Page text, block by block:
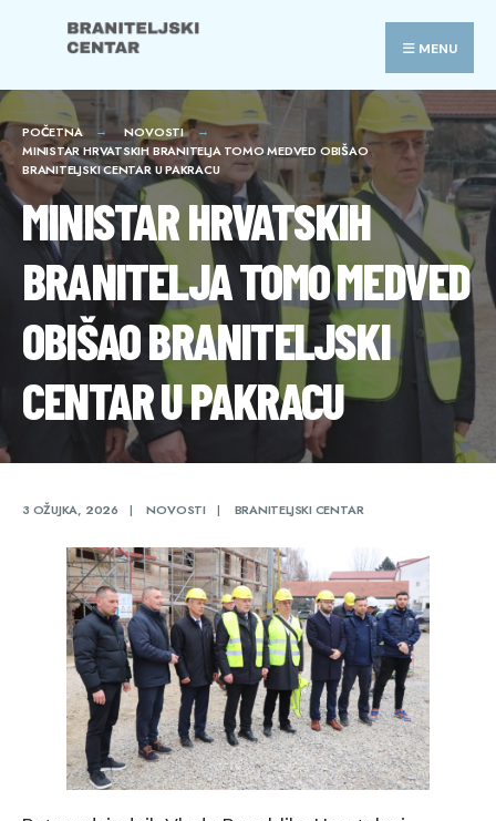
content
MENU
POČETNA
NOVOSTI
MINISTAR HRVATSKIH BRANITELJA TOMO MEDVED OBIŠAO
BRANITELJSKI CENTAR U PAKRACU
MINISTAR HRVATSKIH
BRANITELJA TOMO MEDVED
OBIŠAO BRANITELJSKI
CENTAR U PAKRACU
3 OŽUJKA, 2026 | NOVOSTI | BRANITELJSKI CENTAR
for: